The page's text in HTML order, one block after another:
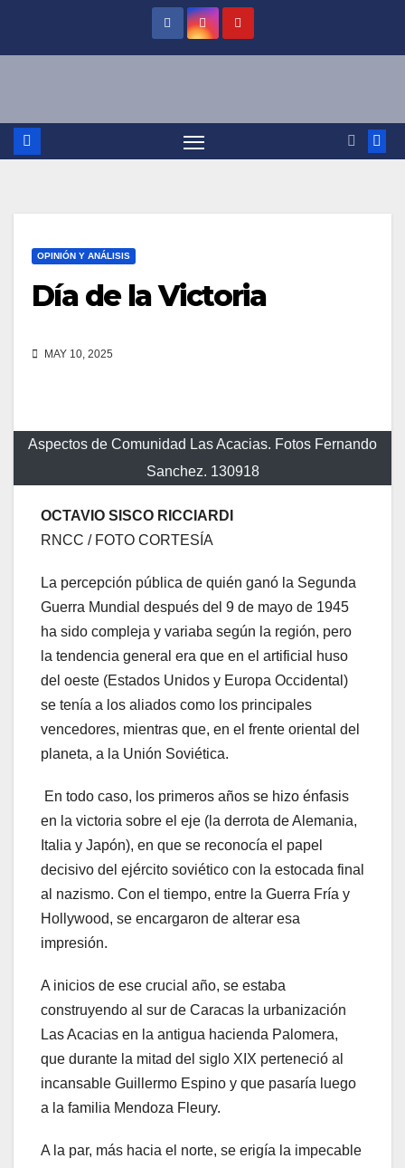
OPINIÓN Y ANÁLISIS
Día de la Victoria
MAY 10, 2025
Aspectos de Comunidad Las Acacias. Fotos Fernando
Sanchez. 130918
OCTAVIO SISCO RICCIARDI
RNCC / FOTO CORTESÍA
La percepción pública de quién ganó la Segunda
Guerra Mundial después del 9 de mayo de 1945
ha sido compleja y variaba según la región, pero
la tendencia general era que en el artificial huso
del oeste (Estados Unidos y Europa Occidental)
se tenía a los aliados como los principales
vencedores, mientras que, en el frente oriental del
planeta, a la Unión Soviética.
En todo caso, los primeros años se hizo énfasis
en la victoria sobre el eje (la derrota de Alemania,
Italia y Japón), en que se reconocía el papel
decisivo del ejército soviético con la estocada final
al nazismo. Con el tiempo, entre la Guerra Fría y
Hollywood, se encargaron de alterar esa
impresión.
A inicios de ese crucial año, se estaba
construyendo al sur de Caracas la urbanización
Las Acacias en la antigua hacienda Palomera,
que durante la mitad del siglo XIX perteneció al
incansable Guillermo Espino y que pasaría luego
a la familia Mendoza Fleury.
A la par, más hacia el norte, se erigía la impecable